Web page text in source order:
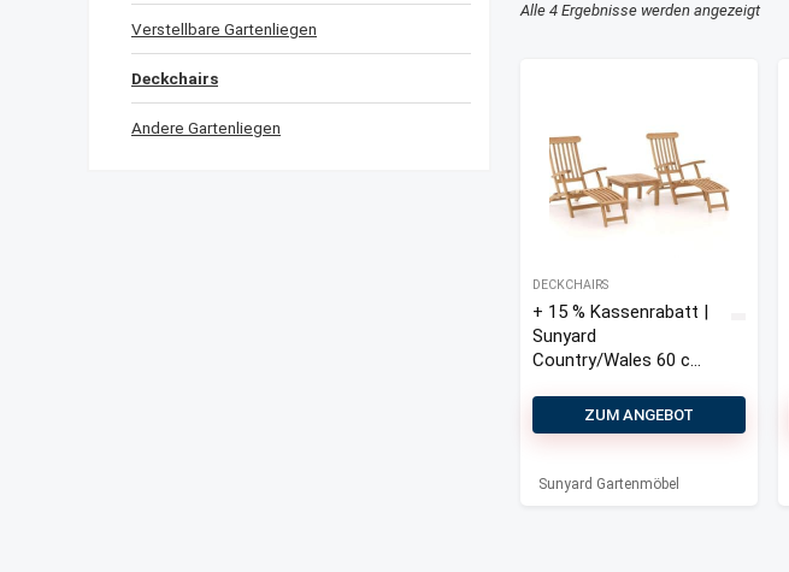
Verstellbare Gartenliegen
Deckchairs
Andere Gartenliegen
Alle 4 Ergebnisse werden angezeigt
DECKCHAIRS
+ 15 % Kassenrabatt |
Sunyard
Country/Wales 60 cm
ZUM ANGEBOT
Sunyard Gartenmöbel